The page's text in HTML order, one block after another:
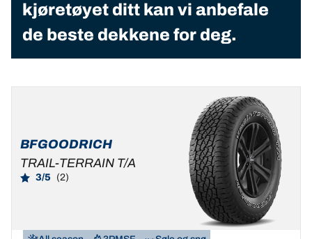
kjøretøyet ditt kan vi anbefale
de beste dekkene for deg.
BFGOODRICH
TRAIL-TERRAIN T/A
3/5 (2)